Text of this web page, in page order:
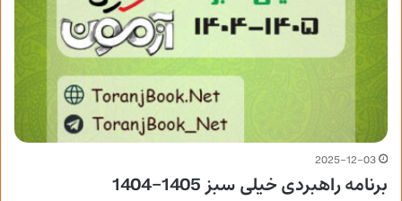
2025-12-03
برنامه راهبردی خیلی سبز 1405-1404